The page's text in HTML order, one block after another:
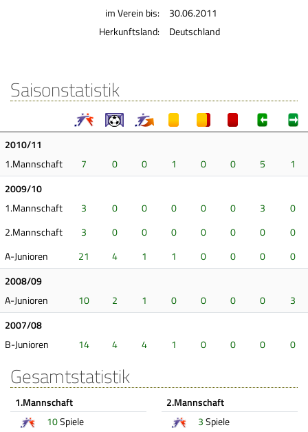
im Verein bis:
30.06.2011
Herkunftsland:
Deutschland
Saisonstatistik
2010/11
1.Mannschaft
7 0 0 1 0 0 5
1
2009/10
1.Mannschaft
3 0 0 0 0 0 3
0
2.Mannschaft
3 0 0 0 0 0 0
0
A-Junioren
21 4 1 1 0 0 0
0
2008/09
A-Junioren
10 2 1 0 0 0 0
3
2007/08
B-Junioren
14 4 4 1 0 0 0 0
Gesamtstatistik
1.Mannschaft
10Spiele
2.Mannschaft
3Spiele